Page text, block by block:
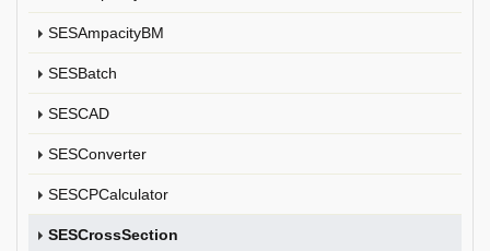
SESAmpacityBM
SESBatch
SESCAD
SESConverter
SESCPCalculator
SESCrossSection